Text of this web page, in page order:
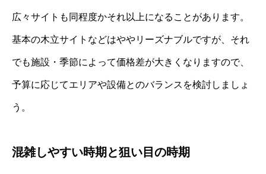
広々サイトも同程度かそれ以上になることがあります。
基本の木立サイトなどはややリーズナブルですが、それ
でも施設・季節によって価格差が大きくなりますので、
予算に応じてエリアや設備とのバランスを検討しましょ
う。
混雑しやすい時期と狙い目の時期